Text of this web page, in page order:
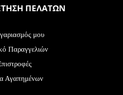
ΠΕΛΑΤΩΝ
μου
Παραγγελιών
Αγαπημένων